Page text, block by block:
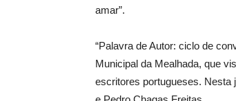
amar”.
“Palavra de Autor: ciclo de
Municipal da Mealhada, que
escritores portugueses. Nesta